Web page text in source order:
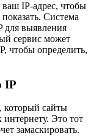
IP-адрес, чтобы
Система
для выявления
сервис может
чтобы определить,
IP
который сайты
интернету. Это тот
замаскировать.